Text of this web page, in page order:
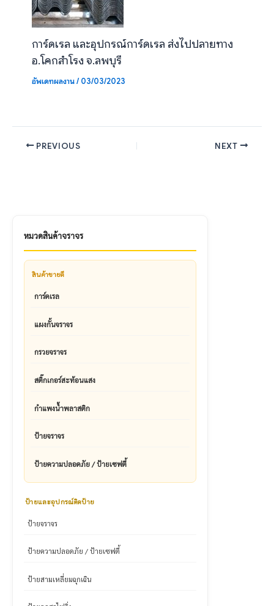
หมวดสินค้าจราจร
สินค้าขายดี
การ์ดเรล
แผงกั้นจราจร
กรวยจราจร
สติ๊กเกอร์สะท้อนแสง
กำแพงน้ำพลาสติก
ป้ายจราจร
ป้ายความปลอดภัย / ป้ายเซฟตี้
ป้ายและอุปกรณ์ติดป้าย
ป้ายจราจร
ป้ายความปลอดภัย / ป้ายเซฟตี้
ป้ายสามเหลี่ยมฉุกเฉิน
การ์ดเรล และอุปกรณ์การ์ดเรล ส่งไปปลายทาง
อ.โคกสำโรง จ.ลพบุรี
อัพเดทผลงาน/03/03/2023
PREVIOUS NEXT